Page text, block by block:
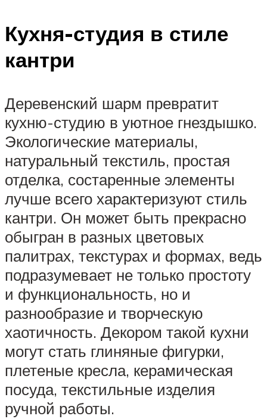
Кухня-студия в стиле
кантри
Деревенский шарм превратит
кухню-студию в уютное гнездышко.
Экологические материалы,
натуральный текстиль, простая
отделка, состаренные элементы
лучше всего характеризуют стиль
кантри. Он может быть прекрасно
обыгран в разных цветовых
палитрах, текстурах и формах, ведь
подразумевает не только простоту
и функциональность, но и
разнообразие и творческую
хаотичность. Декором такой кухни
могут стать глиняные фигурки,
плетеные кресла, керамическая
посуда, текстильные изделия
ручной работы.